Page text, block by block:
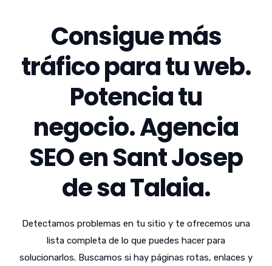
Consigue más
tráfico para tu web.
Potencia tu
negocio. Agencia
SEO en Sant Josep
de sa Talaia.
Detectamos problemas en tu sitio y te ofrecemos una
lista completa de lo que puedes hacer para
solucionarlos. Buscamos si hay páginas rotas, enlaces y